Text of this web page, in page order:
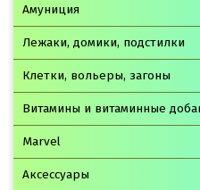
Амуниция
Лежаки, домики, подстилки
Клетки, вольеры, загоны
Витамины и витаминные
Marvel
Аксессуары